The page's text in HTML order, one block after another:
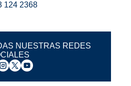
124 2368
NUESTRAS REDES